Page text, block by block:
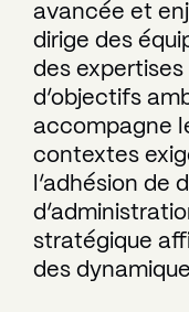
avancée et
dirige des
des
d’objectifs
accompagne
contextes
l’adhésion de
stratégique
des